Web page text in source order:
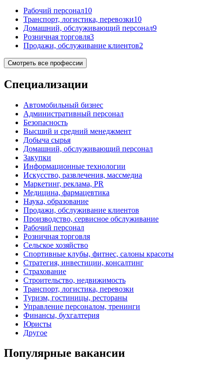
Рабочий персонал10
Транспорт, логистика, перевозки10
Домашний, обслуживающий персонал9
Розничная торговля3
Продажи, обслуживание клиентов2
Смотреть все профессии
Специализации
Автомобильный бизнес
Административный персонал
Безопасность
Высший и средний менеджмент
Добыча сырья
Домашний, обслуживающий персонал
Закупки
Информационные технологии
Искусство, развлечения, массмедиа
Маркетинг, реклама, PR
Медицина, фармацевтика
Наука, образование
Продажи, обслуживание клиентов
Производство, сервисное обслуживание
Рабочий персонал
Розничная торговля
Сельское хозяйство
Спортивные клубы, фитнес, салоны красоты
Стратегия, инвестиции, консалтинг
Страхование
Строительство, недвижимость
Транспорт, логистика, перевозки
Туризм, гостиницы, рестораны
Управление персоналом, тренинги
Финансы, бухгалтерия
Юристы
Другое
Популярные вакансии